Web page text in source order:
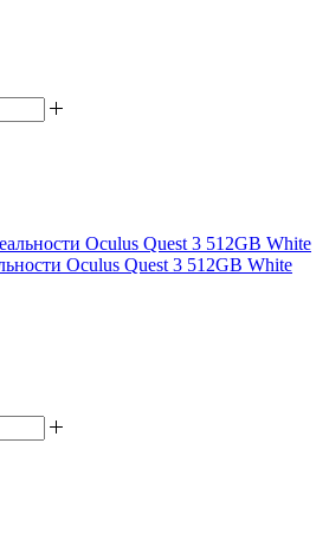
Oculus Quest 3 512GB White